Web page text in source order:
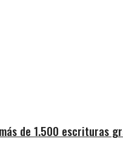
de 1.500 escrituras